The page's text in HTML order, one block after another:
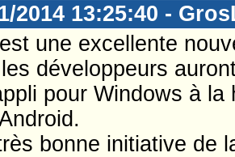
2014 13:25:40 -
une excellente
développeurs
pour Windows à
bonne initiative de